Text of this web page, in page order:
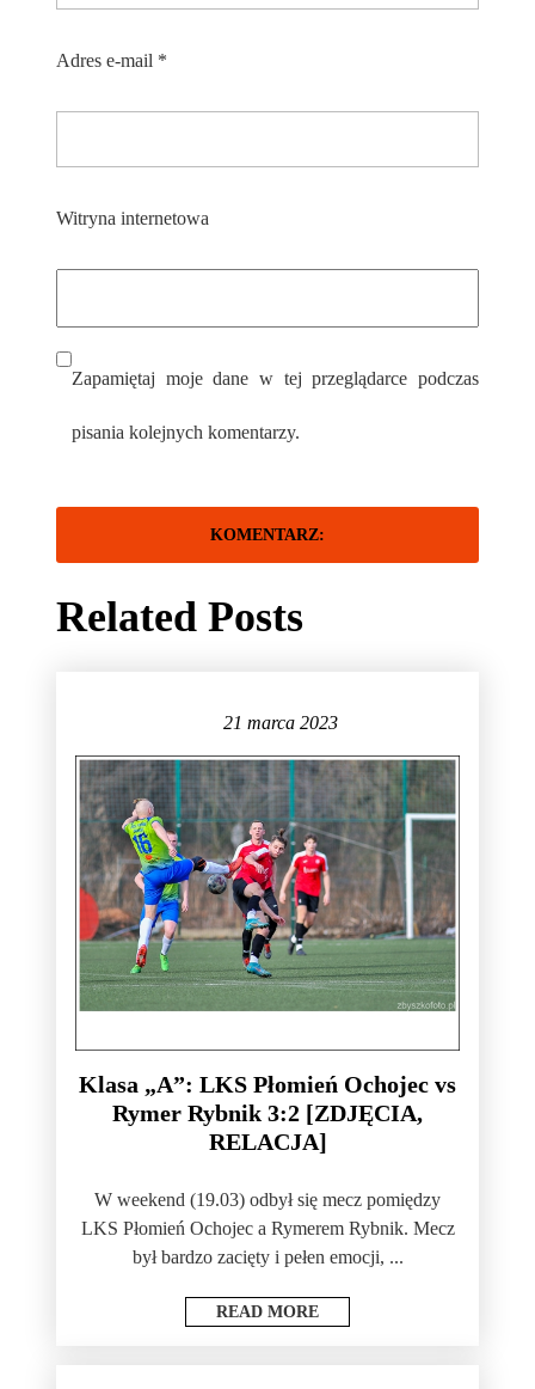
Adres e-mail *
Witryna internetowa
Zapamiętaj moje dane w tej przeglądarce podczas
pisania kolejnych komentarzy.
Related Posts
21 marca 2023
Klasa „A”: LKS Płomień Ochojec vs
Rymer Rybnik 3:2 [ZDJĘCIA,
RELACJA]
W weekend (19.03) odbył się mecz pomiędzy
LKS Płomień Ochojec a Rymerem Rybnik. Mecz
był bardzo zacięty i pełen emocji, ...
READ MORE